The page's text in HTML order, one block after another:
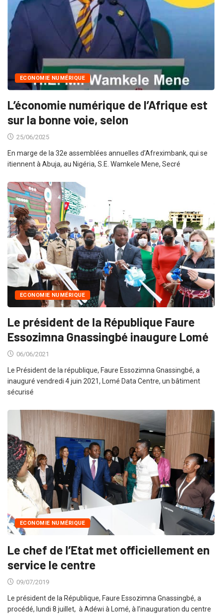
ECONOMIE NUMÉRIQUE
L’économie numérique de l’Afrique est
sur la bonne voie, selon
25/06/2025
En marge de la 32e assemblées annuelles d’Afreximbank, qui se
itiennent à Abuja, au Nigéria, S.E. Wamkele Mene, Secré
ECONOMIE NUMÉRIQUE
Le président de la République Faure
Essozimna Gnassingbé inaugure Lomé
06/06/2021
Le Président de la république, Faure Essozimna Gnassingbé, a
inauguré vendredi 4 juin 2021, Lomé Data Centre, un bâtiment
sécurisé
ECONOMIE NUMÉRIQUE
Le chef de l’Etat met officiellement en
service le centre
09/07/2019
Le président de la République, Faure Essozimna Gnassingbé, a
procédé, lundi 8 juillet, à Adéwi à Lomé, à l’inauguration du centre